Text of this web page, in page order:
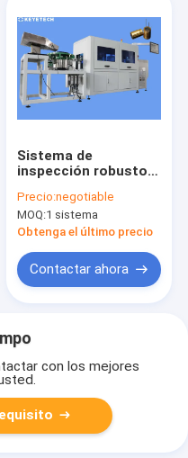
Sistema de
inspección robusto
detecta defectos del
condensador de la
película
Precio:negotiable
MOQ:1 sistema
Obtenga el último precio
Contactar ahora
con los mejores